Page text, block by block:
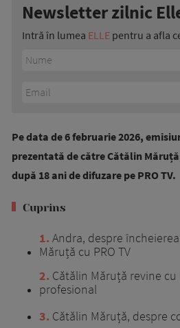
Newsletter zilnic
Intră în lumea ELLE pentru a afla
Pe data de 6 februarie 2026,
prezentată de către Cătălin
după 18 ani de difuzare pe PRO TV.
Cuprins
1 Andra, despre
Măruță cu PRO TV
2 Cătălin Măruță revine
profesional
3 Cătălin Măruță, despre